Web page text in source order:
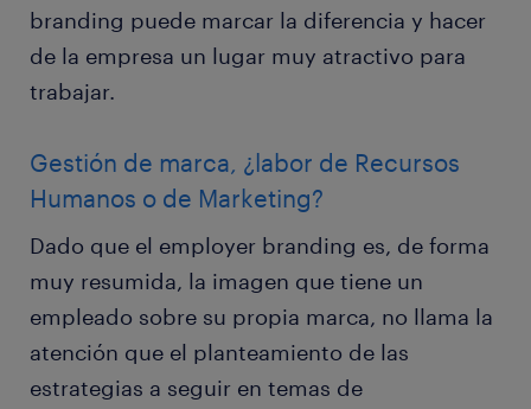
branding puede marcar la diferencia y hacer
de la empresa un lugar muy atractivo para
trabajar.
Gestión de marca, ¿labor de Recursos
Humanos o de Marketing?
Dado que el employer branding es, de forma
muy resumida, la imagen que tiene un
empleado sobre su propia marca, no llama la
atención que el planteamiento de las
estrategias a seguir en temas de